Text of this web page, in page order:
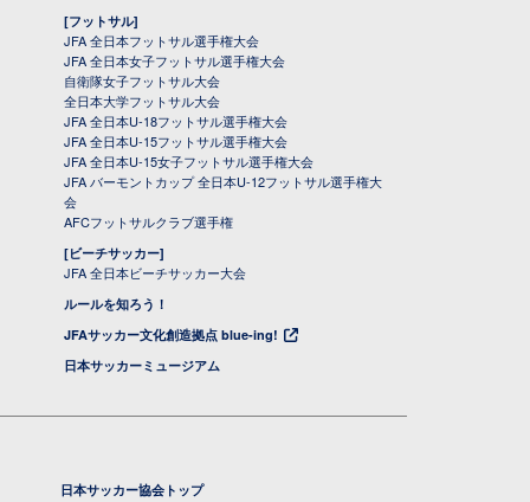
[フットサル]
JFA 全日本フットサル選手権大会
JFA 全日本女子フットサル選手権大会
自衛隊女子フットサル大会
全日本大学フットサル大会
JFA 全日本U-18フットサル選手権大会
JFA 全日本U-15フットサル選手権大会
JFA 全日本U-15女子フットサル選手権大会
JFA バーモントカップ 全日本U-12フットサル選手権大
会
AFCフットサルクラブ選手権
[ビーチサッカー]
JFA 全日本ビーチサッカー大会
ルールを知ろう！
JFAサッカー文化創造拠点 blue-ing!
日本サッカーミュージアム
日本サッカー協会トップ